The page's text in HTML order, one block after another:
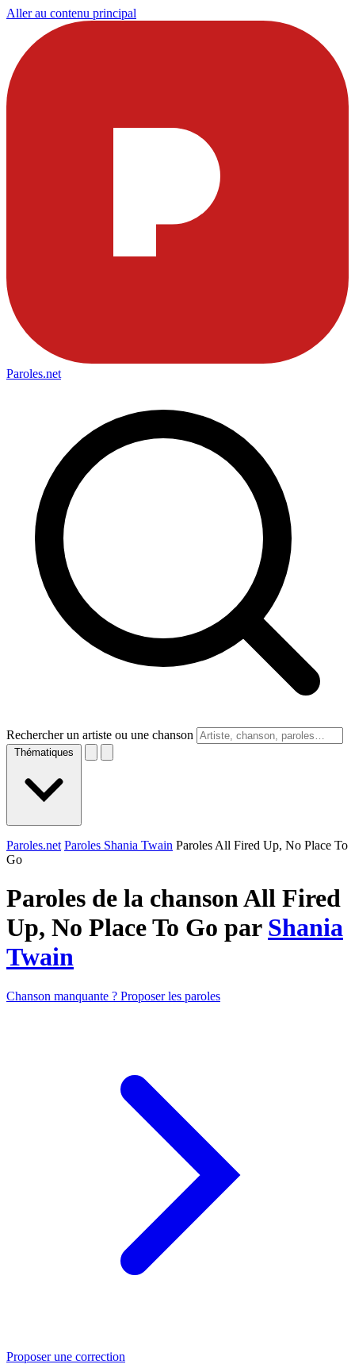
Aller au contenu principal
Paroles.net
Rechercher un artiste ou une chanson
Thématiques
Paroles.net Paroles Shania Twain Paroles All Fired Up, No Place To
Go
Paroles de la chanson All Fired
Up, No Place To Go par Shania
Twain
Chanson manquante ? Proposer les paroles
Proposer une correction